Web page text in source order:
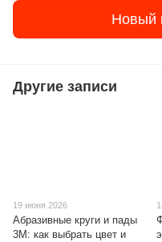
Новый
Другие записи
19 июня 2026
Абразивные круги и пады
3M: как выбрать цвет и